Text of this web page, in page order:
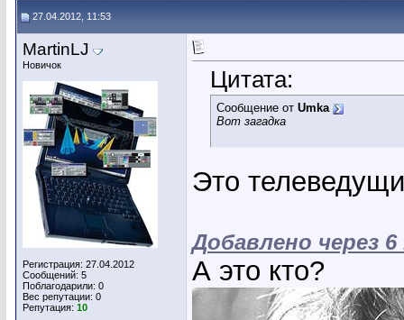
27.04.2012, 11:53
MartinLJ
Новичок
Регистрация: 27.04.2012
Сообщений: 5
Поблагодарили: 0
Вес репутации: 0
Репутация: 10
Цитата:
Сообщение от Umka
Вот загадка
Это
Добавлено через
А это кто?